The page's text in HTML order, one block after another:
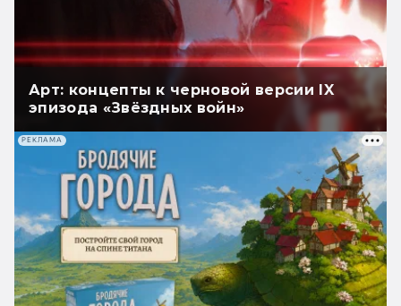
Арт: концепты к черновой версии IX
эпизода «Звёздных войн»
РЕКЛАМА